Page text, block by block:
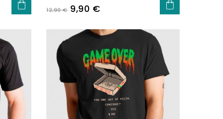
Prezo
12,90 € Prezo
9,90 €